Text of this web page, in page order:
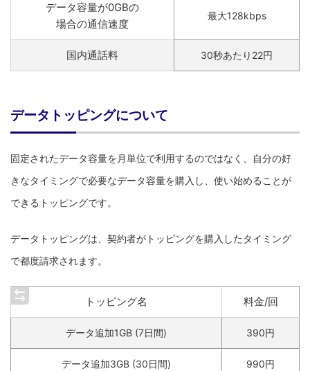
データ容量が0GBの
場合の通信速度
最大128kbps
国内通話料 30秒あたり22円
データトッピングについて
固定されたデータ容量を月単位で利用するのではなく、自分の好
きなタイミングで必要なデータ容量を購入し、使い始めることが
できるトッピングです。
データトッピングは、契約者がトッピングを購入したタイミング
で都度請求されます。
トッピング名 料金/回
データ追加1GB (7日間) 390円
データ追加3GB (30日間) 990円